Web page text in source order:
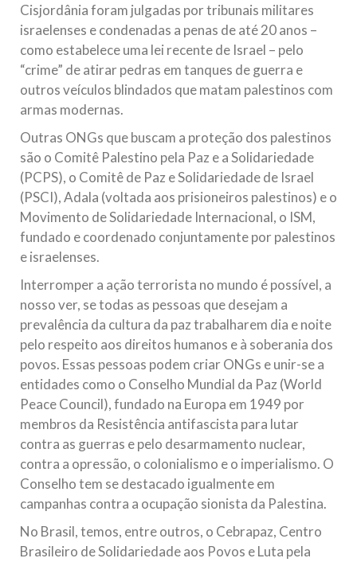
Cisjordânia foram julgadas por tribunais militares
israelenses e condenadas a penas de até 20 anos –
como estabelece uma lei recente de Israel – pelo
“crime” de atirar pedras em tanques de guerra e
outros veículos blindados que matam palestinos com
armas modernas.
Outras ONGs que buscam a proteção dos palestinos
são o Comitê Palestino pela Paz e a Solidariedade
(PCPS), o Comitê de Paz e Solidariedade de Israel
(PSCI), Adala (voltada aos prisioneiros palestinos) e o
Movimento de Solidariedade Internacional, o ISM,
fundado e coordenado conjuntamente por palestinos
e israelenses.
Interromper a ação terrorista no mundo é possível, a
nosso ver, se todas as pessoas que desejam a
prevalência da cultura da paz trabalharem dia e noite
pelo respeito aos direitos humanos e à soberania dos
povos. Essas pessoas podem criar ONGs e unir-se a
entidades como o Conselho Mundial da Paz (World
Peace Council), fundado na Europa em 1949 por
membros da Resistência antifascista para lutar
contra as guerras e pelo desarmamento nuclear,
contra a opressão, o colonialismo e o imperialismo. O
Conselho tem se destacado igualmente em
campanhas contra a ocupação sionista da Palestina.
No Brasil, temos, entre outros, o Cebrapaz, Centro
Brasileiro de Solidariedade aos Povos e Luta pela